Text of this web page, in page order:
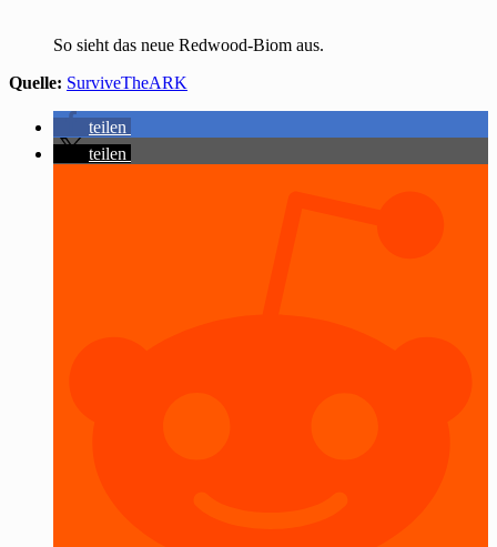
So sieht das neue Redwood-Biom aus.
Quelle: SurviveTheARK
teilen
teilen